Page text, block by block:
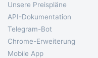
Unsere Preispläne
API-Dokumentation
Telegram-Bot
Chrome-Erweiterung
Mobile App